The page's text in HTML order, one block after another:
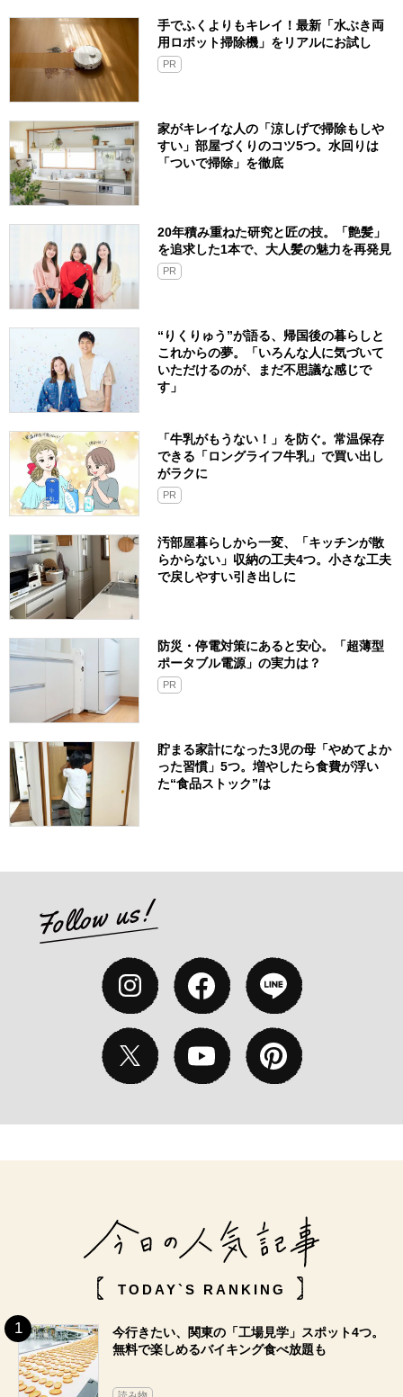
手でふくよりもキレイ！最新「水ぶき両
用ロボット掃除機」をリアルにお試し
PR
家がキレイな人の「涼しげで掃除もしや
すい」部屋づくりのコツ5つ。水回りは
「ついで掃除」を徹底
20年積み重ねた研究と匠の技。「艶髪」
を追求した1本で、大人髪の魅力を再発見
PR
“りくりゅう”が語る、帰国後の暮らしと
これからの夢。「いろんな人に気づいて
いただけるのが、まだ不思議な感じで
す」
「牛乳がもうない！」を防ぐ。常温保存
できる「ロングライフ牛乳」で買い出し
がラクに
PR
汚部屋暮らしから一変、「キッチンが散
らからない」収納の工夫4つ。小さな工夫
で戻しやすい引き出しに
防災・停電対策にあると安心。「超薄型
ポータブル電源」の実力は？​
PR
貯まる家計になった3児の母「やめてよか
った習慣」5つ。増やしたら食費が浮い
た“食品ストック”は
TODAY`S RANKING
今行きたい、関東の「工場見学」スポット4つ。
無料で楽しめるバイキング食べ放題も